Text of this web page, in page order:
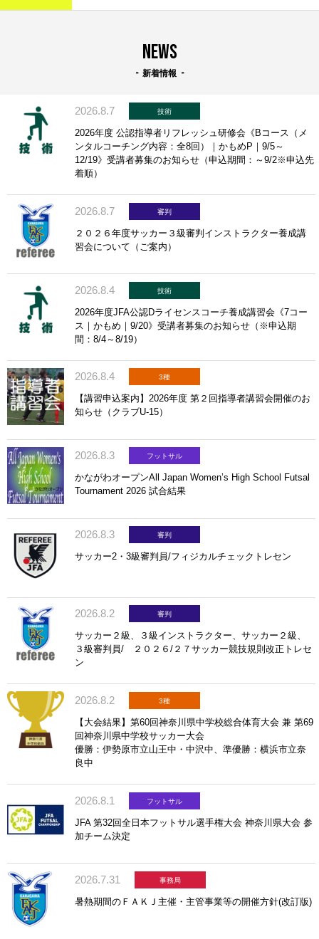
NEWS
新着情報
2026.8.7 技術
2026年度 公認指導者リフレッシュ研修会《Bコース（メ
ンタルコーチング内容：全8回）｜かもめP｜9/5～
12/19》受講者募集のお知らせ（申込期間：～9/2※申込先
着順）
2026.8.7 審判
２０２６年度サッカー３級審判インストラクター養成講
習会について（ご案内）
2026.8.4 技術
2026年度JFA公認Dライセンスコーチ養成講習会《7コー
ス｜かもめ｜9/20》受講者募集のお知らせ（※申込期
間：8/4～8/19）
2026.8.4 3種
【講習申込案内】2026年度 第２回指導者講習会開催のお
知らせ（クラブU-15）
2026.8.3 フットサル
かながわオープンAll Japan Women’s High School Futsal
Tournament 2026 試合結果
2026.8.3 審判
サッカー2・3級審判員/フィジカルチェックトレセン
2026.8.2 審判
サッカー２級、３級インストラクター、サッカー２級、
３級審判員/ ２０２６/２７サッカー競技規則改正トレセ
ン
2026.8.2 3種
【大会結果】第60回神奈川県中学校総合体育大会 兼 第69
回神奈川県中学校サッカー大会
優勝：伊勢原市立山王中・中沢中、準優勝：横浜市立奈
良中
2026.8.1 フットサル
JFA 第32回全日本フットサル選手権大会 神奈川県大会 参
加チーム決定
2026.7.31 事務局
暑熱期間のＦＡＫＪ主催・主管事業等の開催方針(改訂版)